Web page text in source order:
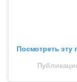
Посмотреть эту